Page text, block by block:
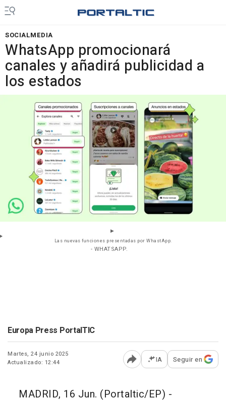
SOCIALMEDIA
WhatsApp promocionará
canales y añadirá publicidad a
los estados
Las nuevas funciones presentadas por WhastApp.
- WHATSAPP.
Europa Press PortalTIC
Martes, 24 junio 2025
Actualizado: 12:44
Abrir opciones para
IA Seguir en
MADRID, 16 Jun. (Portaltic/EP) -